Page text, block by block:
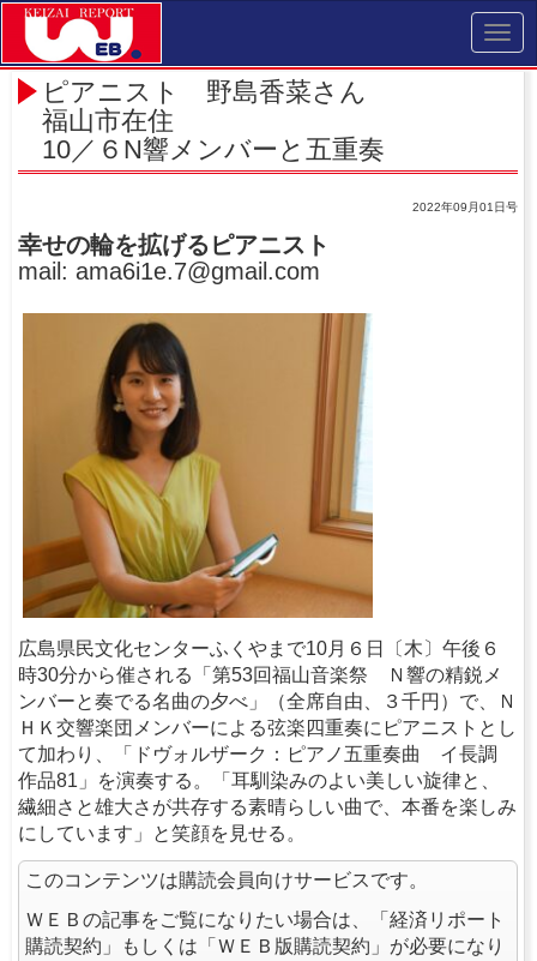
ピアニスト 野島香菜さん
福山市在住
10／６N響メンバーと五重奏
2022年09月01日号
幸せの輪を拡げるピアニスト
mail: ama6i1e.7@gmail.com
広島県民文化センターふくやまで10月６日〔木〕午後６
時30分から催される「第53回福山音楽祭 Ｎ響の精鋭メ
ンバーと奏でる名曲の夕べ」（全席自由、３千円）で、Ｎ
ＨＫ交響楽団メンバーによる弦楽四重奏にピアニストとし
て加わり、「ドヴォルザーク：ピアノ五重奏曲 イ長調
作品81」を演奏する。「耳馴染みのよい美しい旋律と、
繊細さと雄大さが共存する素晴らしい曲で、本番を楽しみ
にしています」と笑顔を見せる。
このコンテンツは購読会員向けサービスです。
ＷＥＢの記事をご覧になりたい場合は、「経済リポート
購読契約」もしくは「ＷＥＢ版購読契約」が必要になり